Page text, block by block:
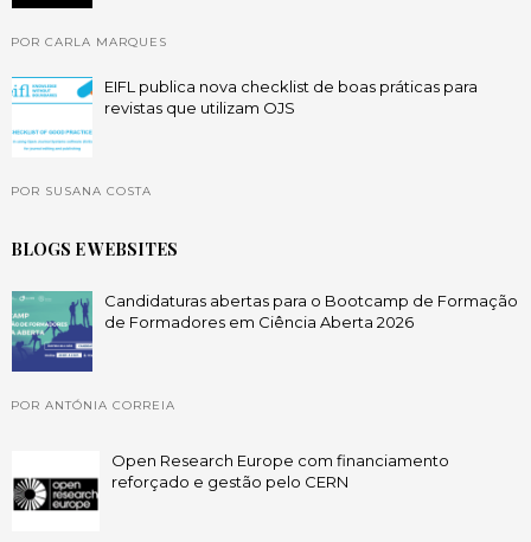
POR CARLA MARQUES
EIFL publica nova checklist de boas práticas para
revistas que utilizam OJS
POR SUSANA COSTA
BLOGS E WEBSITES
Candidaturas abertas para o Bootcamp de Formação
de Formadores em Ciência Aberta 2026
POR ANTÓNIA CORREIA
Open Research Europe com financiamento
reforçado e gestão pelo CERN